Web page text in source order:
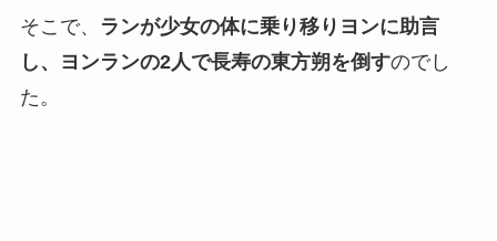
そこで、
ランが少女の体に乗り移りヨンに助言
し、ヨンランの2人で長寿の東方朔を倒すのでし
た。